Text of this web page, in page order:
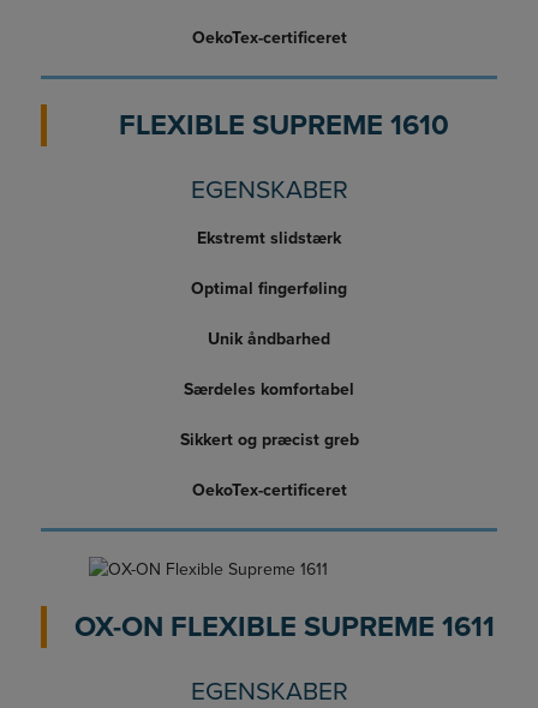
OekoTex-certificeret
FLEXIBLE SUPREME 1610
EGENSKABER
Ekstremt slidstærk
Optimal fingerføling
Unik åndbarhed
Særdeles komfortabel
Sikkert og præcist greb
OekoTex-certificeret
OX-ON FLEXIBLE SUPREME 1611
EGENSKABER